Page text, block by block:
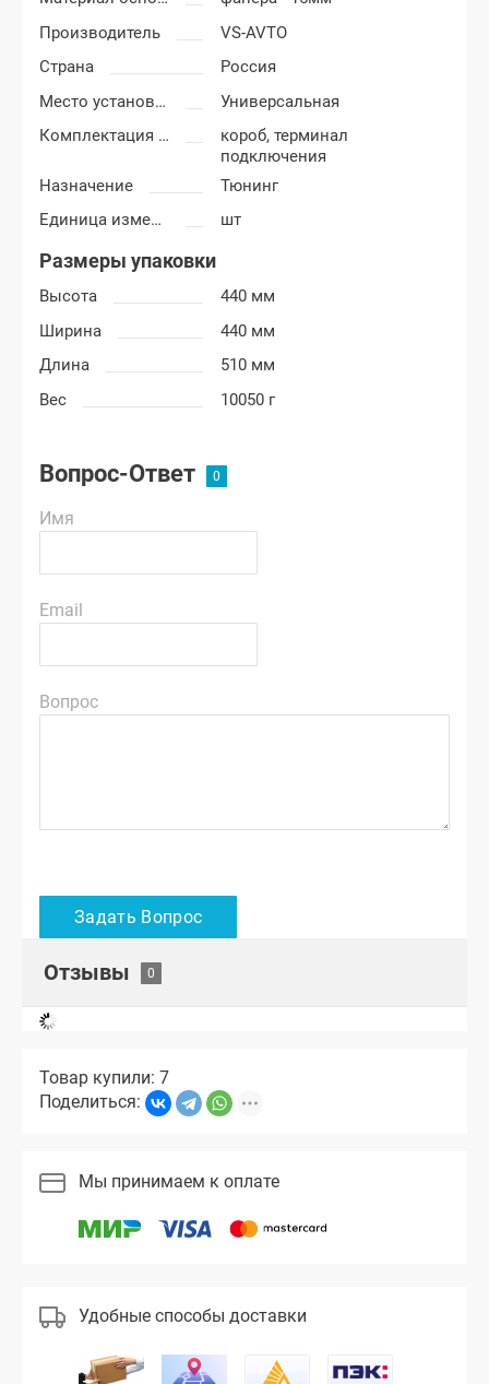
Производитель
VS-AVTO
Страна
Россия
Место установки короба
Универсальная
Комплектация короба
короб, терминал
подключения
Назначение
Тюнинг
Единица измерения
шт
Размеры упаковки
Высота
440 мм
Ширина
440 мм
Длина
510 мм
Вес
10050 г
Вопрос-Ответ
Имя
Email
Вопрос
Отзывы
Товар купили: 7
Поделиться:
Мы принимаем к оплате
Удобные способы доставки